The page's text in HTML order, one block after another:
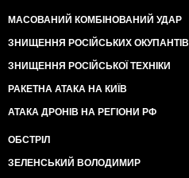
МАСОВАНИЙ КОМБІНОВАНИЙ УДАР
ЗНИЩЕННЯ РОСІЙСЬКИХ ОКУПАНТІВ
ЗНИЩЕННЯ РОСІЙСЬКОЇ ТЕХНІКИ
РАКЕТНА АТАКА НА КИЇВ
АТАКА ДРОНІВ НА РЕГІОНИ РФ
ОБСТРІЛ
ЗЕЛЕНСЬКИЙ ВОЛОДИМИР